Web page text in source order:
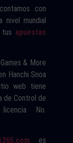
con
nivel mundial
tus apuestas
& More
Hanchi Snoa
web tiene
de Control de
No.
es